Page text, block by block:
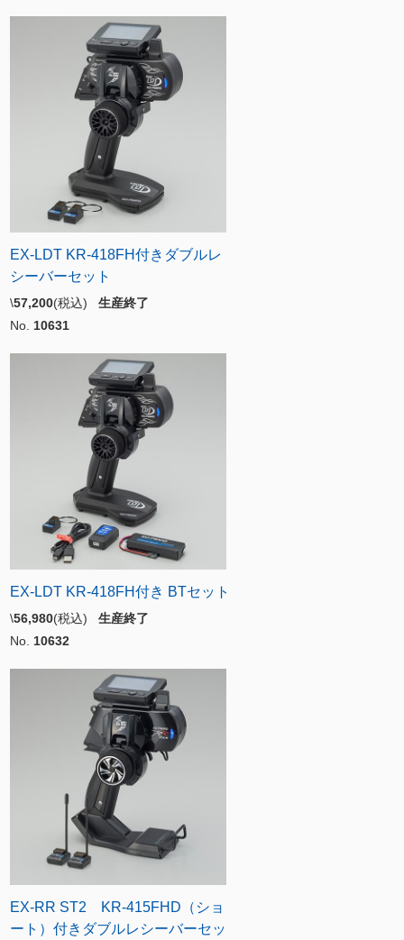
EX-LDT KR-418FH付きダブルレ
シーバーセット
\57,200(税込) 生産終了
No. 10631
EX-LDT KR-418FH付き BTセット
\56,980(税込) 生産終了
No. 10632
EX-RR ST2 KR-415FHD（ショ
ート）付きダブルレシーバーセッ